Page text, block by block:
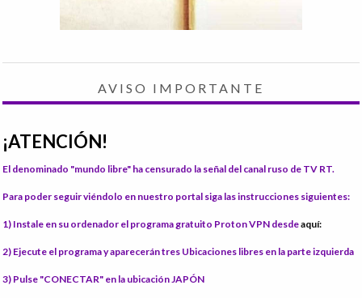
AVISO IMPORTANTE
¡ATENCIÓN!
El denominado "mundo libre" ha censurado la señal del canal ruso de TV RT.
Para poder seguir viéndolo en nuestro portal siga las instrucciones siguientes:
1) Instale en su ordenador el programa gratuito Proton VPN desdeaquí:
2) Ejecute el programay aparecerán tres Ubicaciones libres en la parte izquierda
3) Pulse "CONECTAR" en la ubicación JAPÓN